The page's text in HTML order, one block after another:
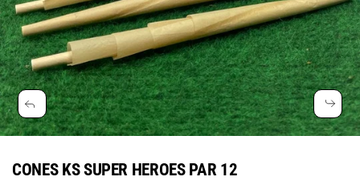
CONES KS SUPER HEROES PAR 12